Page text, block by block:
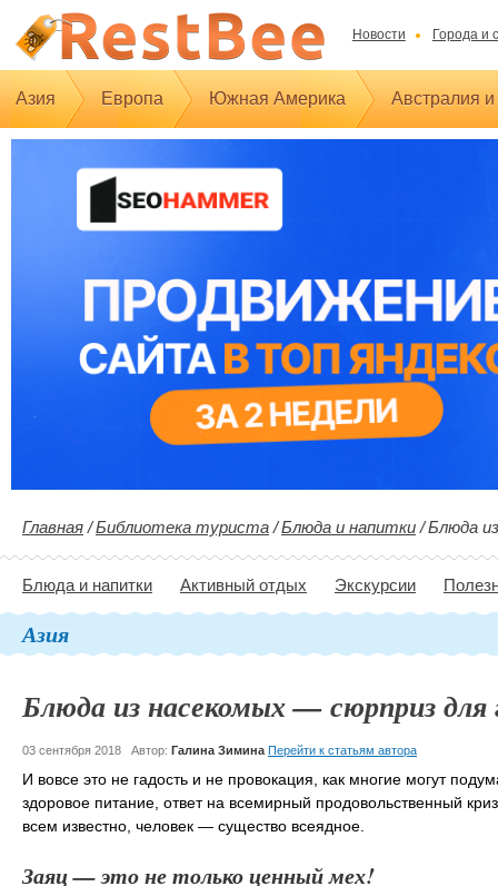
Новости Города и
Азия Европа Южная Америка Австралия
Главная /Библиотека туриста /Блюда и напитки /Блюда
Блюда и напитки Активный отдых Экскурсии
Азия
Блюда из насекомых — сюрприз для
03 сентября 2018 Автор: Галина Зимина Перейти к статьям автора
И вовсе это не гадость и не провокация, как многие могут
здоровое питание, ответ на всемирный продовольственный
всем известно, человек — существо всеядное.
Заяц — это не только ценный мех!